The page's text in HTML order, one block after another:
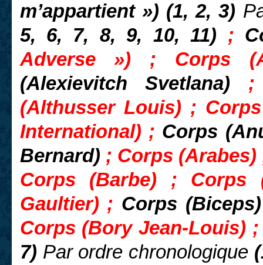
m’appartient ») (1, 2, 3)
5, 6, 7, 8, 9, 10, 11) ;
Adverse ») ; Corps
(Alexievitch Svetlana) ;
(Althusser Louis) ;
International) ; Corps
Bernard) ; Corps
Corps (Barbe) ;
Gaultier) ; Corps
Corps (Bory Jean-Louis)
7) Par ordre chronologique